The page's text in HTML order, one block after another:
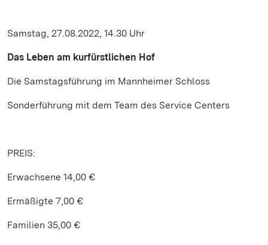
Samstag, 27.08.2022, 14.30 Uhr
Das Leben am kurfürstlichen Hof
Die Samstagsführung im Mannheimer Schloss
Sonderführung mit dem Team des Service Centers
PREIS:
Erwachsene 14,00 €
Ermäßigte 7,00 €
Familien 35,00 €